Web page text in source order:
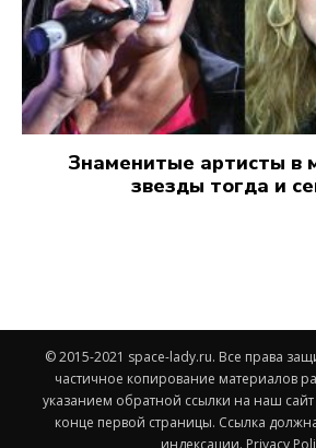
Знаменитые артисты в
звезды тогда и
© 2015-2021 space-lady.ru. Все права
частичное копирование материалов
указанием обратной ссылки на наш
конце первой страницы. Ссылка